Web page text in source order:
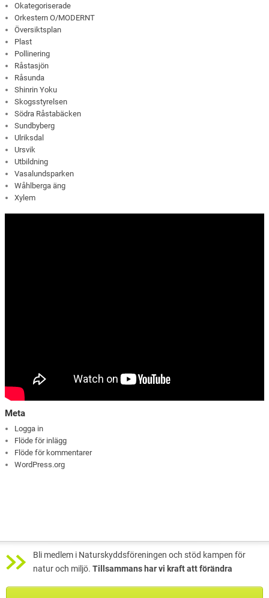
Okategoriserade
Orkestern O/MODERNT
Översiktsplan
Plast
Pollinering
Råstasjön
Råsunda
Shinrin Yoku
Skogsstyrelsen
Södra Råstabäcken
Sundbyberg
Ulriksdal
Ursvik
Utbildning
Vasalundsparken
Wåhlberga äng
Xylem
Meta
Logga in
Flöde för inlägg
Flöde för kommentarer
WordPress.org
Bli medlem i Naturskyddsföreningen och stöd kampen för
natur och miljö. Tillsammans har vi kraft att förändra